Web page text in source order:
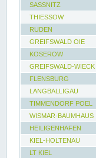
SASSNITZ
THIESSOW
RUDEN
GREIFSWALD OIE
KOSEROW
GREIFSWALD-WIECK
FLENSBURG
LANGBALLIGAU
TIMMENDORF POEL
WISMAR-BAUMHAUS
HEILIGENHAFEN
KIEL-HOLTENAU
LT KIEL